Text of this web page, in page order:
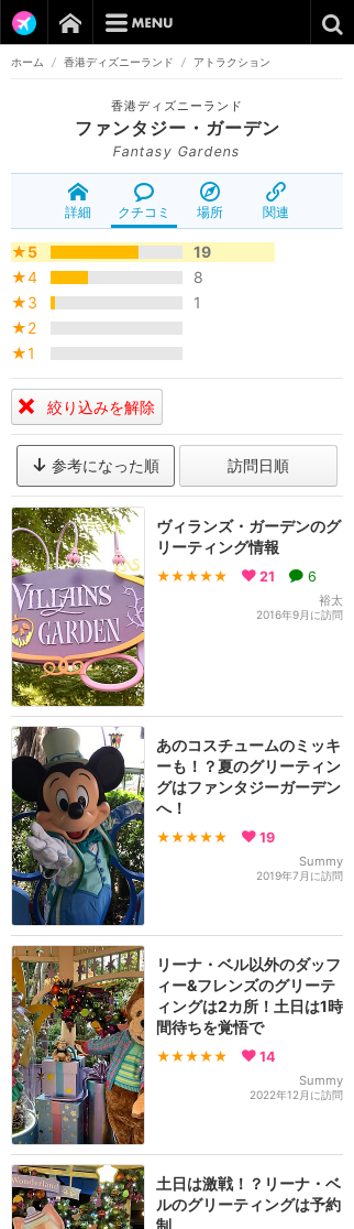
ホーム / 香港ディズニーランド / アトラクション
香港ディズニーランド
ファンタジー・ガーデン
Fantasy Gardens
詳細 クチコミ 場所 関連
★5
19
★4
8
★3
1
★2
★1
絞り込みを解除
参考になった順 訪問日順
ヴィランズ・ガーデンのグ
リーティング情報
★★★★★ 21 6
裕太
2016年9月に訪問
あのコスチュームのミッキ
ーも！？夏のグリーティン
グはファンタジーガーデン
へ！
★★★★★ 19
Summy
2019年7月に訪問
リーナ・ベル以外のダッフ
ィー&フレンズのグリーテ
ィングは2カ所！土日は1時
間待ちを覚悟で
★★★★★ 14
Summy
2022年12月に訪問
土日は激戦！？リーナ・ベ
ルのグリーティングは予約
制